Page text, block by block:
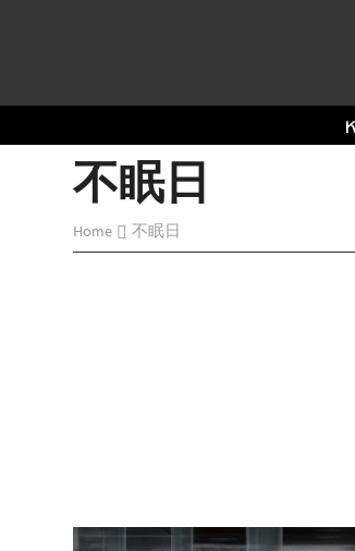
不眠日
Home 不眠日